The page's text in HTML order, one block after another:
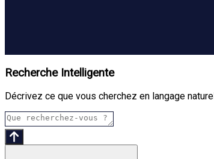
Recherche Intelligente
Décrivez ce que vous cherchez en langage naturel